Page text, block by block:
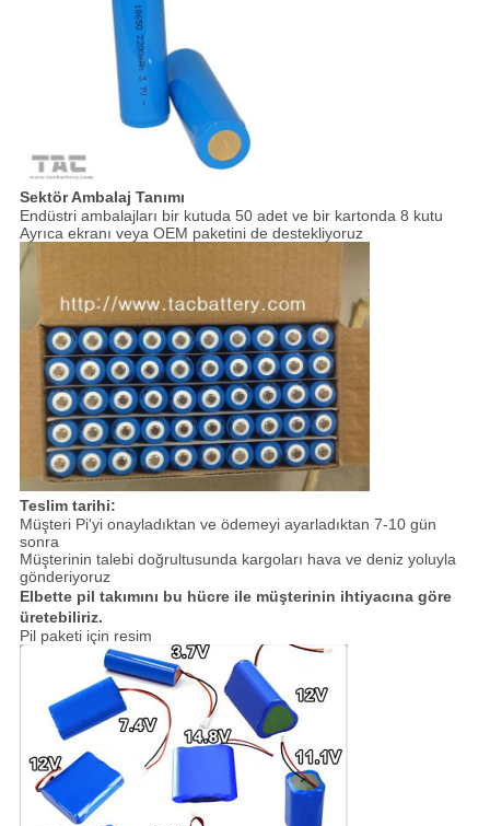
Sektör Ambalaj Tanımı
Endüstri ambalajları bir kutuda 50 adet ve bir kartonda 8 kutu
Ayrıca ekranı veya OEM paketini de destekliyoruz
Teslim tarihi:
Müşteri Pi'yi onayladıktan ve ödemeyi ayarladıktan 7-10 gün
sonra
Müşterinin talebi doğrultusunda kargoları hava ve deniz yoluyla
gönderiyoruz
Elbette pil takımını bu hücre ile müşterinin ihtiyacına göre
üretebiliriz.
Pil paketi için resim